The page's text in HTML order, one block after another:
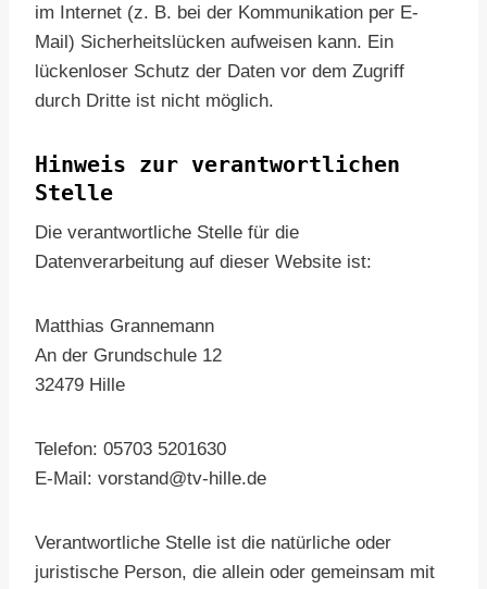
im Internet (z. B. bei der Kommunikation per E-
Mail) Sicherheitslücken aufweisen kann. Ein
lückenloser Schutz der Daten vor dem Zugriff
durch Dritte ist nicht möglich.
Hinweis zur verantwortlichen
Stelle
Die verantwortliche Stelle für die
Datenverarbeitung auf dieser Website ist:
Matthias Grannemann
An der Grundschule 12
32479 Hille
Telefon: 05703 5201630
E-Mail: vorstand@tv-hille.de
Verantwortliche Stelle ist die natürliche oder
juristische Person, die allein oder gemeinsam mit